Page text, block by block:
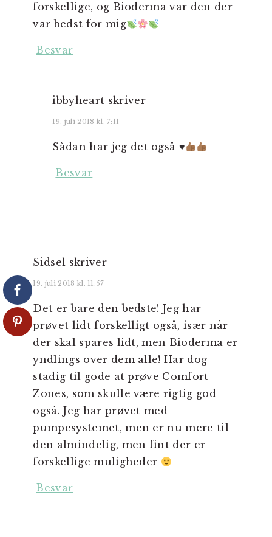
forskellige, og Bioderma var den der
var bedst for mig
Besvar
ibbyheart skriver
19. juli 2018 kl. 7:11
Sådan har jeg det også ♥️
Besvar
Sidsel skriver
19. juli 2018 kl. 11:57
Det er bare den bedste! Jeg har
prøvet lidt forskelligt også, især når
der skal spares lidt, men Bioderma er
yndlings over dem alle! Har dog
stadig til gode at prøve Comfort
Zones, som skulle være rigtig god
også. Jeg har prøvet med
pumpesystemet, men er nu mere til
den almindelig, men fint der er
forskellige muligheder
Besvar